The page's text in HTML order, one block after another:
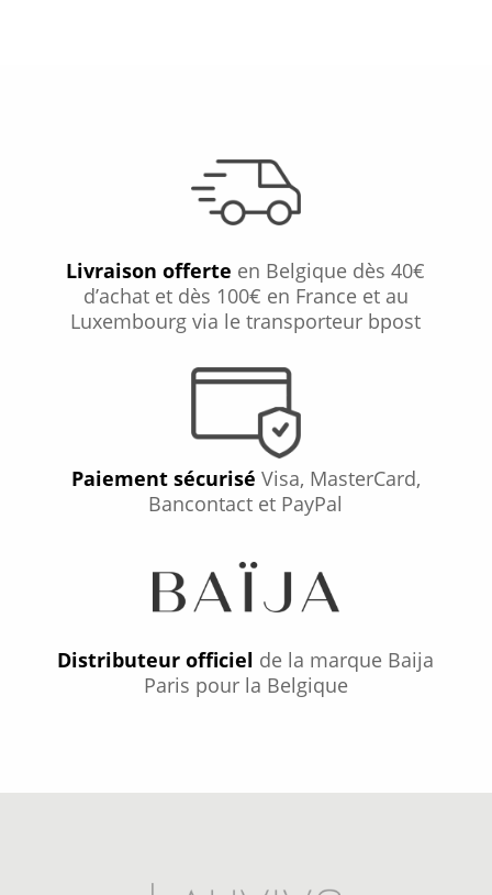
Livraison offerte en Belgique dès 40€
d’achat et dès 100€ en France et au
Luxembourg via le transporteur bpost
Paiement sécurisé Visa, MasterCard,
Bancontact et PayPal
Distributeur officiel de la marque Baija
Paris pour la Belgique